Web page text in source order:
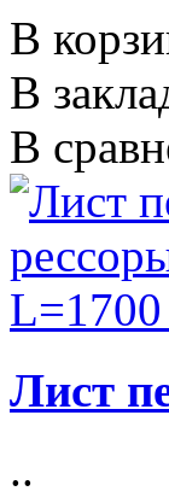
В
В
В
Лист
..